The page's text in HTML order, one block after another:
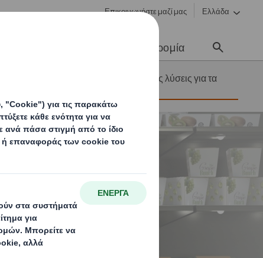
Επικοινωνήστε μαζί μας Ελλάδα
Σταδιοδρομία
την Κυκλική
Εναλλακτικές λύσεις για τα